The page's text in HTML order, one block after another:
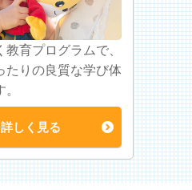
教育プログラムで、
たりの良質な学び体
しく見る